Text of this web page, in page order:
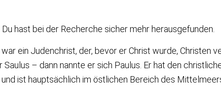
hast bei der Recherche sicher mehr herausgefunden.
ein Judenchrist, der, bevor er Christ wurde, Christen
Saulus – dann nannte er sich Paulus. Er hat den
ist hauptsächlich im östlichen Bereich des